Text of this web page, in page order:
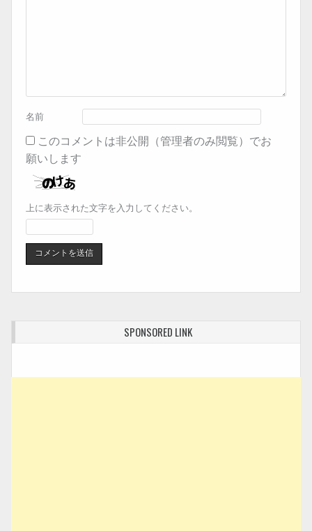
名前
このコメントは非公開（管理者のみ閲覧）でお
願いします
上に表示された文字を入力してください。
SPONSORED LINK